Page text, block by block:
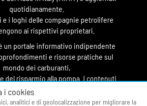
quotidianamente.
e i loghi delle compagnie petrolifere
ai rispettivi proprietari.
un portale informativo indipendente
e risorse pratiche sul
mondo dei carburanti,
del risparmio alla pompa. I contenuti
divulgativa e non costituiscono
testata giornalistica.
i cookies
analitici e di geolocalizzazione per migliorare la